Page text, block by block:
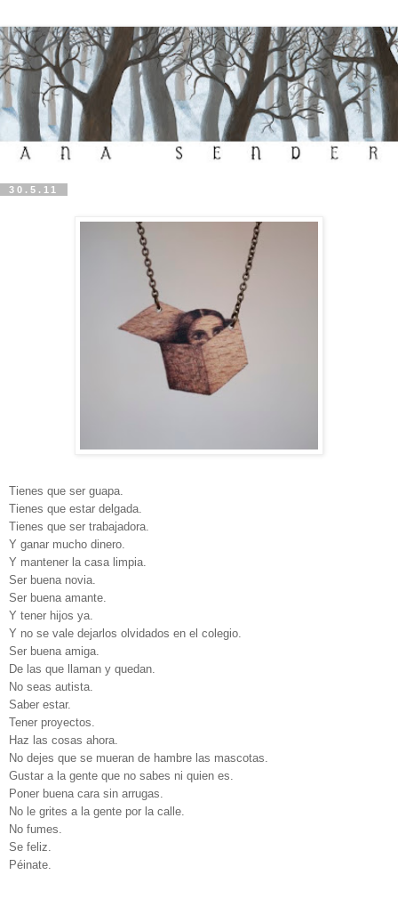
30.5.11
Tienes que ser guapa.
Tienes que estar delgada.
Tienes que ser trabajadora.
Y ganar mucho dinero.
Y mantener la casa limpia.
Ser buena novia.
Ser buena amante.
Y tener hijos ya.
Y no se vale dejarlos olvidados en el colegio.
Ser buena amiga.
De las que llaman y quedan.
No seas autista.
Saber estar.
Tener proyectos.
Haz las cosas ahora.
No dejes que se mueran de hambre las mascotas.
Gustar a la gente que no sabes ni quien es.
Poner buena cara sin arrugas.
No le grites a la gente por la calle.
No fumes.
Se feliz.
Péinate.